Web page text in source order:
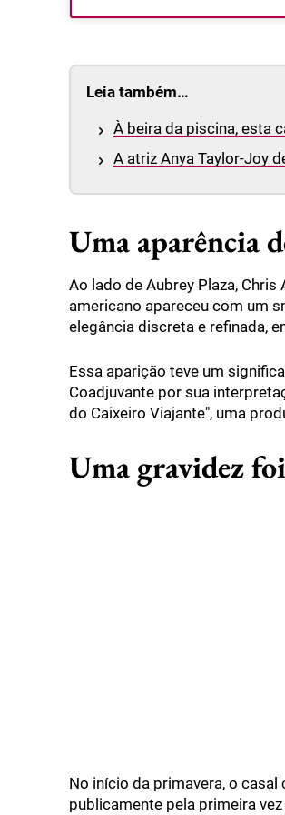
Leia também…
À beira da piscina, esta
A atriz Anya Taylor-Joy
Uma aparência
Ao lado de Aubrey Plaza,
americano apareceu com um
elegância discreta e refinada,
Essa aparição teve um
Coadjuvante por sua
do Caixeiro Viajante", uma
Uma gravidez
No início da primavera, o
publicamente pela primeira